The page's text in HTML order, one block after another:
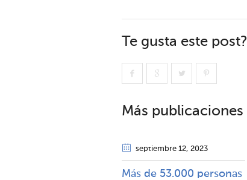
Te gusta este post?
Más publicaciones
septiembre 12, 2023
Más de 53.000 personas